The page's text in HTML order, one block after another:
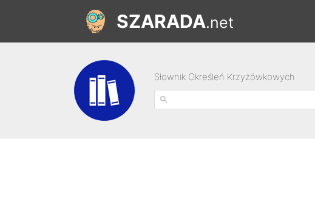
SZARADA.net
Słownik Określeń Krzyżówkowych